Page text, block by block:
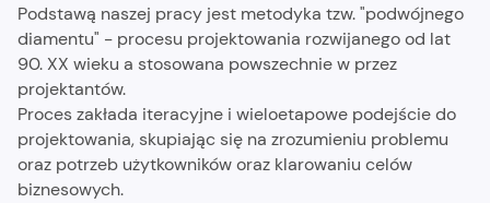
Podstawą naszej pracy jest metodyka tzw. "podwójnego
diamentu" - procesu projektowania rozwijanego od lat
90. XX wieku a stosowana powszechnie w przez
projektantów.
Proces zakłada iteracyjne i wieloetapowe podejście do
projektowania, skupiając się na zrozumieniu problemu
oraz potrzeb użytkowników oraz klarowaniu celów
biznesowych.